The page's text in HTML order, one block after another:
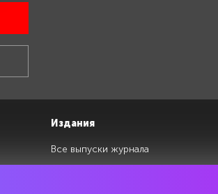
Издания
Все выпуски журнала